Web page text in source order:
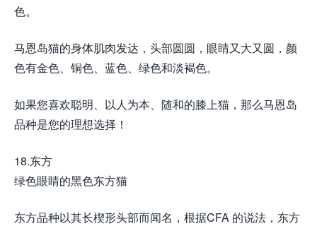
色。
马恩岛猫的身体肌肉发达，头部圆圆，眼睛又大又圆，颜
色有金色、铜色、蓝色、绿色和淡褐色。
如果您喜欢聪明、以人为本、随和的膝上猫，那么马恩岛
品种是您的理想选择！
18.东方
绿色眼睛的黑色东方猫
东方品种以其长楔形头部而闻名，根据CFA 的说法，东方